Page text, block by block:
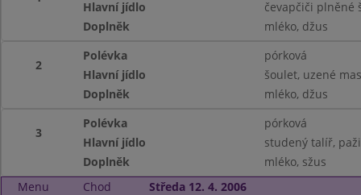
Hlavní jídlo
čevapčiči plněné
Doplněk
mléko, džus
2
Polévka
pórková
Hlavní jídlo
šoulet, uzené
Doplněk
mléko, džus
3
Polévka
pórková
Hlavní jídlo
studený talíř,
Doplněk
mléko, sžus
Menu
Chod Středa 12. 4. 2006